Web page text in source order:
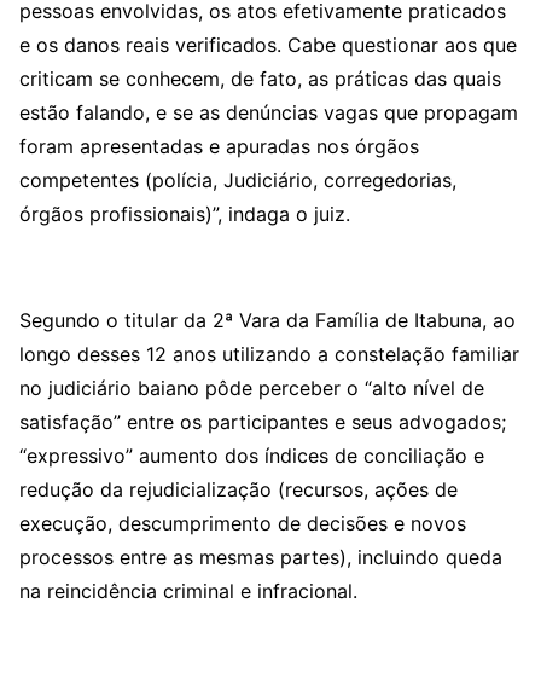
pessoas envolvidas, os atos efetivamente praticados
e os danos reais verificados. Cabe questionar aos que
criticam se conhecem, de fato, as práticas das quais
estão falando, e se as denúncias vagas que propagam
foram apresentadas e apuradas nos órgãos
competentes (polícia, Judiciário, corregedorias,
órgãos profissionais)”, indaga o juiz.
Segundo o titular da 2ª Vara da Família de Itabuna, ao
longo desses 12 anos utilizando a constelação familiar
no judiciário baiano pôde perceber o “alto nível de
satisfação” entre os participantes e seus advogados;
“expressivo” aumento dos índices de conciliação e
redução da rejudicialização (recursos, ações de
execução, descumprimento de decisões e novos
processos entre as mesmas partes), incluindo queda
na reincidência criminal e infracional.